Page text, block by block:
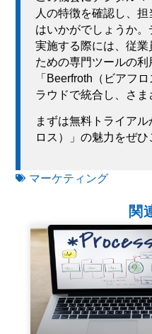
人の特徴を確認し、
はいかがでしょうか
実施する際には、従
ための専門ツールの利
「Beerfroth（ビアフ
ラウドで統合し、さま
まずは無料トライア
ロス）」の魅力をぜひ
マーケティング
関